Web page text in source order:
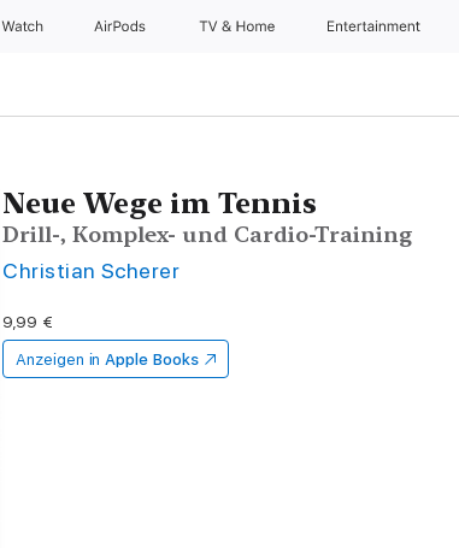
Watch AirPods TV & Home Entertainment
Neue Wege im Tennis
Drill-, Komplex- und Cardio-Training
Christian Scherer
9,99 €
Anzeigen in Apple Books